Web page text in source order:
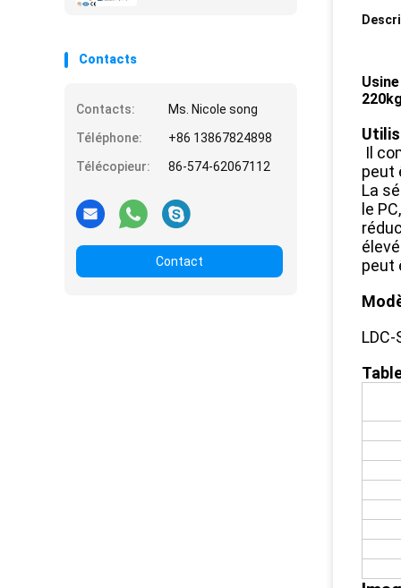
Contacts
Contacts:
Ms. Nicole song
Téléphone:
+86 13867824898
Télécopieur:
86-574-62067112
Contact
Il
peut
La
le
peut